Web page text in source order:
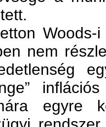
Woods-
nem
egyre